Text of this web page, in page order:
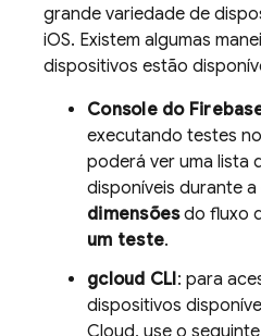
grande variedade de
iOS. Existem algumas
dispositivos estão
Console do
executando testes
poderá ver uma lista
disponíveis durante
dimensõesdo fluxo
um teste.
gcloud CLI: para
dispositivos
Cloud, use o